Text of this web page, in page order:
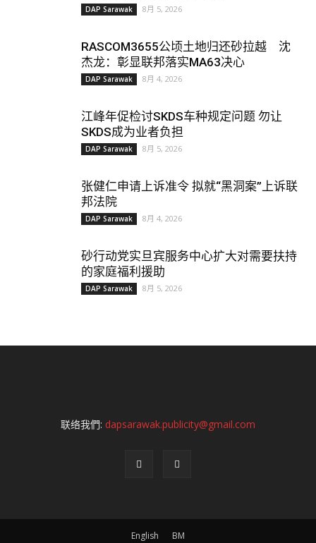
DAP Sarawak 8月 5, 2026
RASCOM3655公顷土地归还砂拉越 沈
杰龙：彰显联邦落实MA63决心
DAP Sarawak 8月 4, 2026
江峰年促检讨SKDS车种规定问题 勿让
SKDS成为业者负担
DAP Sarawak 8月 5, 2026
张健仁申请上诉准令 拟就“黑洞案”上诉联
邦法院
DAP Sarawak 8月 4, 2026
砂行动党实旦宾服务中心扩大对需要扶持
的家庭福利援助
DAP Sarawak 8月 5, 2026
联络我們: dapsarawak.publicity@gmail.com
English BM